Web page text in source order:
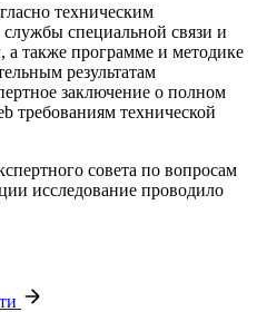
техническим
специальной связи и
также программе и методике
результатам
заключение о полном
требованиям технической
совета по вопросам
исследование проводило